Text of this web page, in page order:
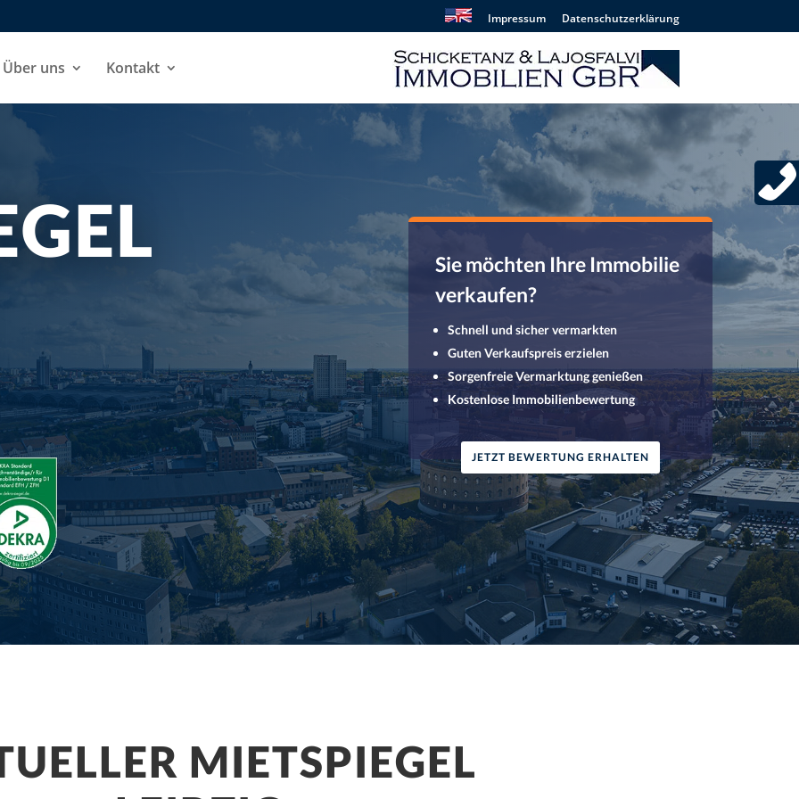
Impressum Datenschutzerklärung
Über uns Kontakt
Sie möchten Ihre Immobilie
verkaufen?
Schnell und sicher vermarkten
Guten Verkaufspreis erzielen
Sorgenfreie Vermarktung genießen
Kostenlose Immobilienbewertung
JETZT BEWERTUNG ERHALTEN
MIETSPIEGEL